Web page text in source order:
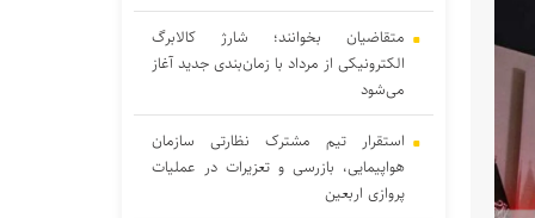
متقاضیان بخوانند؛ شارژ کالابرگ
الکترونیکی از مرداد با زمان‌بندی جدید آغاز
می‌شود
استقرار تیم مشترک نظارتی سازمان
هواپیمایی، بازرسی و تعزیرات در عملیات
پروازی اربعین